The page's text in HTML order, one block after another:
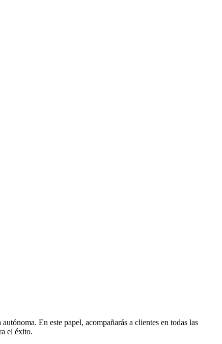
En este papel, acompañarás a clientes en todas las
el éxito.